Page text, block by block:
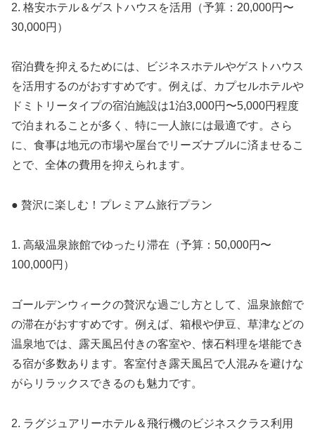
2. 格安ホテル＆ゲストハウスを活用（予算：20,000円〜
30,000円）
宿泊費を抑えるためには、ビジネスホテルやゲストハウス
を活用するのがおすすめです。例えば、カプセルホテルや
ドミトリータイプの宿泊施設は1泊3,000円〜5,000円程度
で泊まれることが多く、特に一人旅には最適です。さら
に、食事は地元の市場や屋台でリーズナブルに済ませるこ
とで、全体の費用を抑えられます。
● 贅沢に楽しむ！プレミアム旅行プラン
1. 高級温泉旅館でゆったり滞在（予算：50,000円〜
100,000円）
ゴールデンウィークの贅沢な過ごし方として、温泉旅館で
の滞在がおすすめです。例えば、箱根や伊豆、草津などの
温泉地では、露天風呂付きの客室や、懐石料理を堪能でき
る宿が多数あります。客室付き露天風呂で人混みを避けな
がらリラックスできるのも魅力です。
2. ラグジュアリーホテル＆飛行機のビジネスクラス利用